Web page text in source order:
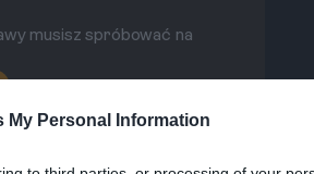
My Personal Information
musisz spróbować na